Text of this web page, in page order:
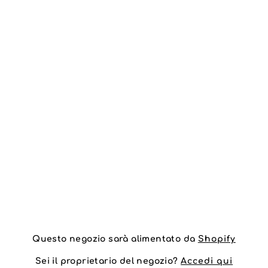
Questo negozio sarà alimentato da Shopify
Sei il proprietario del negozio?Accedi qui